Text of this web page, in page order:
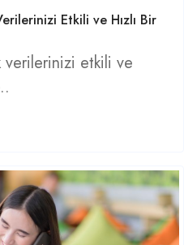
Etkili ve Hızlı Bir
verilerinizi etkili ve